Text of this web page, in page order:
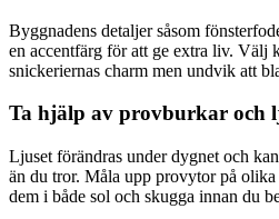
Byggnadens detaljer såsom
en accentfärg för att ge extra liv. Välj
snickeriernas charm men undvik att
Ta hjälp av provburkar och
Ljuset förändras under dygnet och
än du tror. Måla upp provytor på olika
dem i både sol och skugga innan du